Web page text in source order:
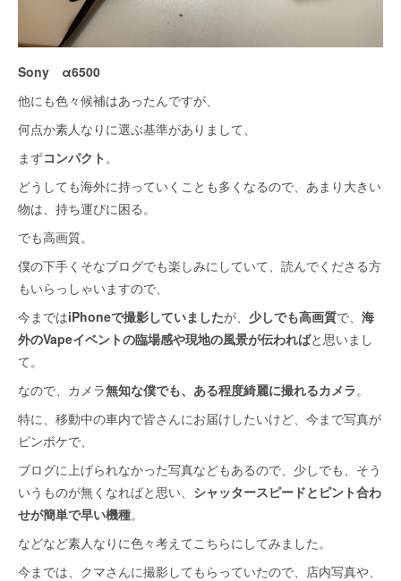
Sony α6500
他にも色々候補はあったんですが、
何点か素人なりに選ぶ基準がありまして、
まずコンパクト 。
どうしても海外に持っていくことも多くなるので、あまり大きい
物は、持ち運びに困る。
でも高画質。
僕の下手くそなブログでも楽しみにしていて、読んでくださる方
もいらっしゃいますので、
今まではiPhoneで撮影していましたが、 少しでも高画質で、 海
外のVapeイベントの臨場感や現地の風景が伝わればと思いまし
て。
なので、カメラ無知な僕でも、ある程度綺麗に撮れるカメラ。
特に、移動中の車内で皆さんにお届けしたいけど、今まで写真が
ピンボケで、
ブログに上げられなかった写真などもあるので、少しでも、そう
いうものが無くなればと思い、 シャッタースピードとピント合わ
せが簡単で早い機種。
などなど素人なりに色々考えてこちらにしてみました。
今までは、クマさんに撮影してもらっていたので、店内写真や、